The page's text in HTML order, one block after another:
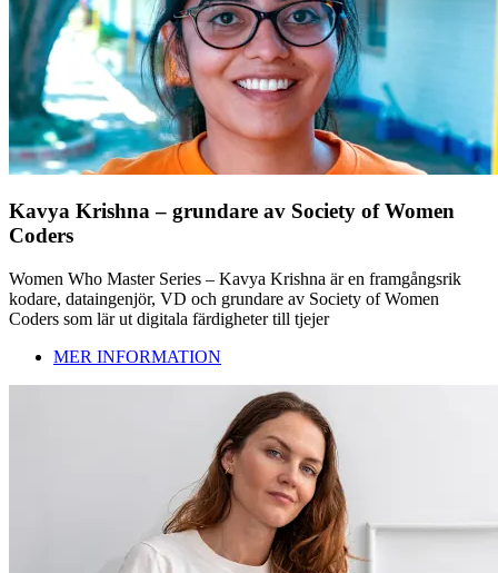
Kavya Krishna – grundare av Society of Women
Coders
Women Who Master Series – Kavya Krishna är en framgångsrik
kodare, dataingenjör, VD och grundare av Society of Women
Coders som lär ut digitala färdigheter till tjejer
MER INFORMATION